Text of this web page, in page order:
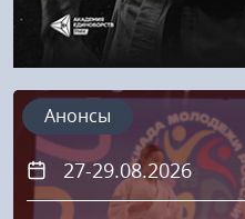
27-29.08.2026
Анонсы